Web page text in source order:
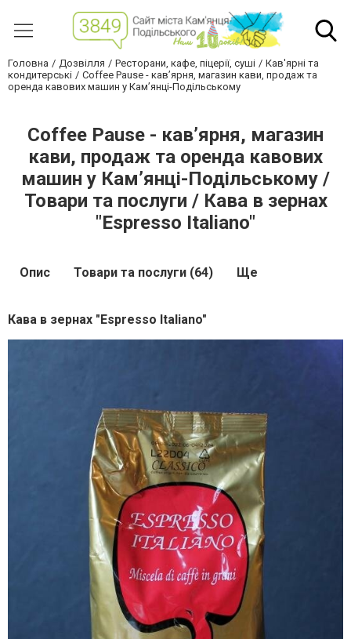
Головна Дозвілля Ресторани, кафе, піцерії, суші
Кав'ярні та
кондитерські
Coffee Pause - кав’ярня, магазин кави, продаж та
оренда кавових машин у Кам’янці-Подільському
Coffee Pause - кав’ярня, магазин
кави, продаж та оренда кавових
машин у Кам’янці-Подільському /
Товари та послуги / Кава в зернах
"Espresso Italiano"
Опис Товари та послуги (64) Ще
Кава в зернах "Espresso Italiano"